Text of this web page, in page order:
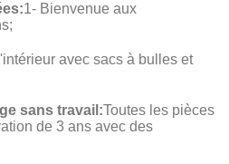
1- Bienvenue aux
avec sacs à bulles et
sans travail:Toutes les pièces
de 3 ans avec des